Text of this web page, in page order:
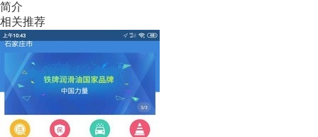
简介
相关推荐